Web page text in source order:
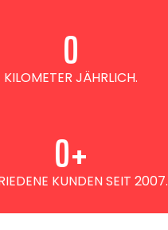
KILOMETER JÄHRLICH.
0
KUNDEN SEIT 2007.
0+